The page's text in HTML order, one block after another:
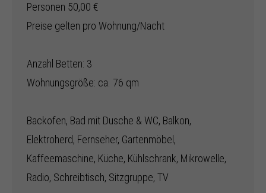
Personen 50,00 €
Preise gelten pro Wohnung/Nacht
Anzahl Betten: 3
Wohnungsgröße: ca. 76 qm
Backofen, Bad mit Dusche & WC, Balkon,
Elektroherd, Fernseher, Gartenmöbel,
Kaffeemaschine, Küche, Kühlschrank, Mikrowelle,
Radio, Schreibtisch, Sitzgruppe, TV